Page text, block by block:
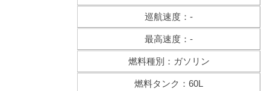
巡航速度：-
最高速度：-
燃料種別：ガソリン
燃料タンク：60L